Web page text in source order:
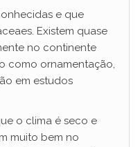
e que
Existem quase
no continente
como ornamentação,
em estudos
o clima é seco e
muito bem no